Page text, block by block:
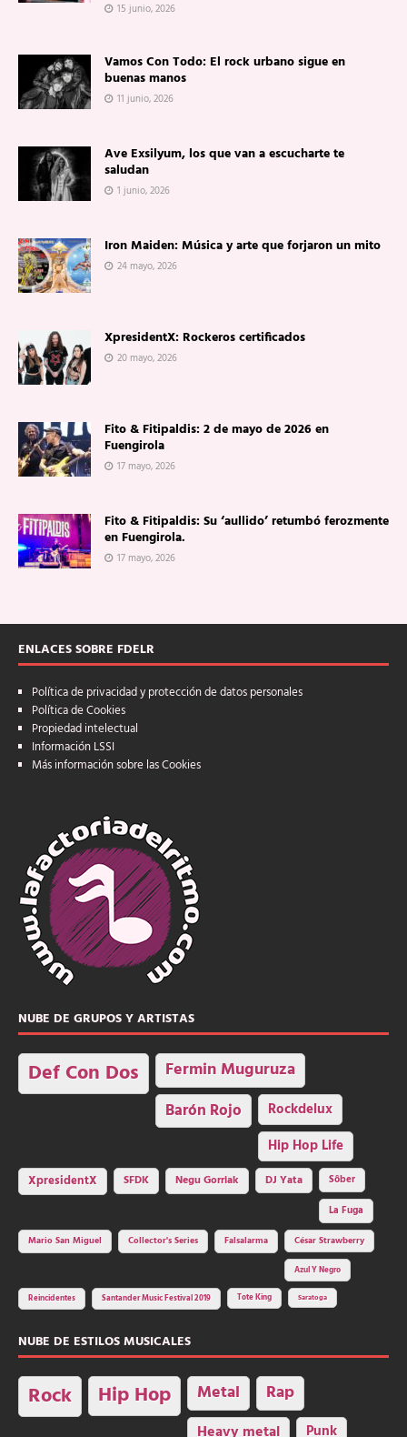
15 junio, 2026
Vamos Con Todo: El rock urbano sigue en
buenas manos
11 junio, 2026
Ave Exsilyum, los que van a escucharte te
saludan
1 junio, 2026
Iron Maiden: Música y arte que forjaron un mito
24 mayo, 2026
XpresidentX: Rockeros certificados
20 mayo, 2026
Fito & Fitipaldis: 2 de mayo de 2026 en
Fuengirola
17 mayo, 2026
Fito & Fitipaldis: Su ‘aullido’ retumbó ferozmente
en Fuengirola.
17 mayo, 2026
ENLACES SOBRE FDELR
Política de privacidad y protección de datos personales
Política de Cookies
Propiedad intelectual
Información LSSI
Más información sobre las Cookies
NUBE DE GRUPOS Y ARTISTAS
Def Con Dos Fermin Muguruza
Barón Rojo Rockdelux
Hip Hop Life
XpresidentX SFDK Negu Gorriak DJ Yata
Sôber
La Fuga
Mario San Miguel
Collector's Series Falsalarma César Strawberry
Azul Y Negro
Reincidentes Santander Music Festival 2019 Tote King Saratoga
NUBE DE ESTILOS MUSICALES
Rock Hip Hop Metal Rap
Punk